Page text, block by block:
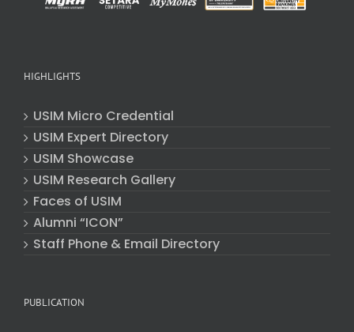
HIGHLIGHTS
USIM Micro Credential
USIM Expert Directory
USIM Showcase
USIM Research Gallery
Faces of USIM
Alumni “ICON”
Staff Phone & Email Directory
PUBLICATION